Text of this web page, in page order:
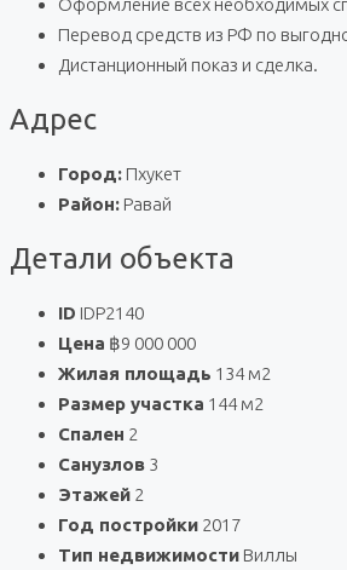
Оформление всех необходимых
Перевод средств из РФ по
Дистанционный показ и сделка.
Адрес
Город: Пхукет
Район: Равай
Детали объекта
ID IDP2140
Цена ฿9 000 000
Жилая площадь 134 м2
Размер участка 144 м2
Спален 2
Санузлов 3
Этажей 2
Год постройки 2017
Тип недвижимости Виллы